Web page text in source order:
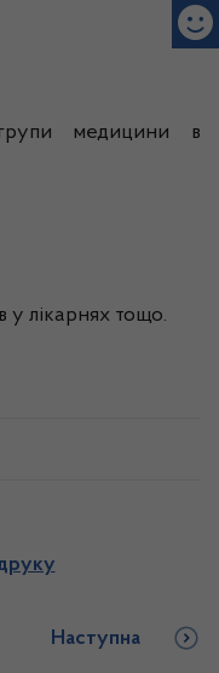
групи медицини в
у лікарнях тощо.
Наступна